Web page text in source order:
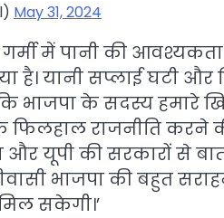
May 31, 2024
में पानी की
है। यानी सप्लाई घटी
भाजपा के सदस्य हमारे
फिलहाल राजनीति करने
और यूपी की सरकारों
भाजपा की बहुत
सकेगी।’